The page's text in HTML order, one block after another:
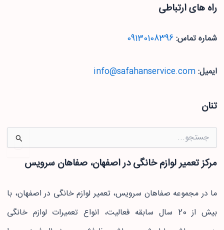
راه های ارتباطی
شماره تماس:09130108396
ایمیل:info@safahanservice.com
تنان
جستجو
برای:
مرکز تعمیر لوازم خانگی در اصفهان، صفاهان سرویس
ما در مجموعه صفاهان سرویس، تعمیر لوازم خانگی در اصفهان، با
بیش از 20 سال سابقه فعالیت، انواع تعمیرات لوازم خانگی